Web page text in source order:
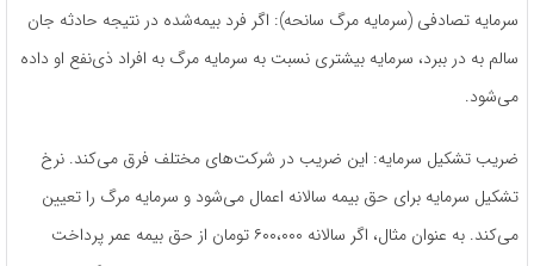
سرمایه تصادفی (سرمایه مرگ سانحه): اگر فرد بیمه‌شده در نتیجه حادثه جان
سالم به در ببرد، سرمایه بیشتری نسبت به سرمایه مرگ به افراد ذی‌نفع او داده
می‌شود.
ضریب تشکیل سرمایه: این ضریب در شرکت‌های مختلف فرق می‌کند. نرخ
تشکیل سرمایه برای حق بیمه سالانه اعمال می‌شود و سرمایه مرگ را تعیین
می‌کند. به عنوان مثال، اگر سالانه ۶۰۰،۰۰۰ تومان از حق بیمه عمر پرداخت